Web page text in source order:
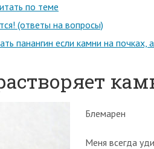
по теме
(ответы на вопросы)
панангин если камни на
Блемарен
Меня всегда